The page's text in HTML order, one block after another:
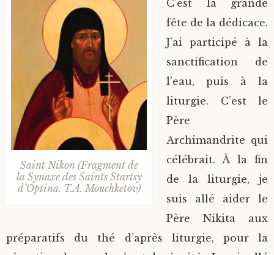
Saint Nikon (Fragment de
la Synaxe des Saints Startsy
d’Optina. T.A. Mouchketov)
C’est la grande
fête de la dédicace.
J’ai participé à la
sanctification de
l’eau, puis à la
liturgie. C’est le
Père
Archimandrite qui
célébrait. À la fin
de la liturgie, je
suis allé aider le
Père Nikita aux
préparatifs du thé d’après liturgie, pour la